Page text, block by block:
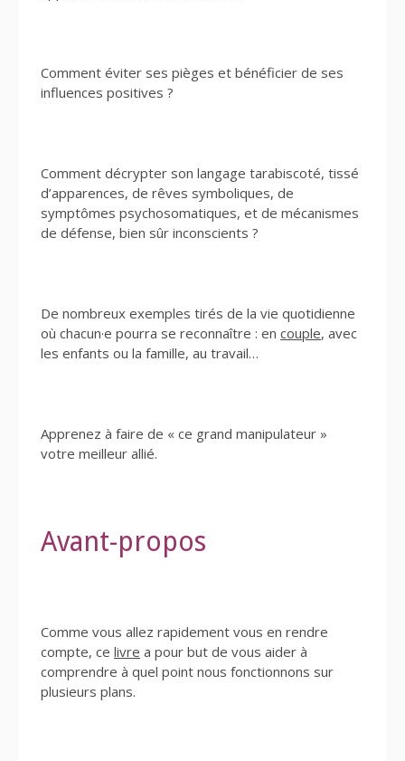
Comment éviter ses pièges et bénéficier de ses
influences positives ?
Comment décrypter son langage tarabiscoté, tissé
d’apparences, de rêves symboliques, de
symptômes psychosomatiques, et de mécanismes
de défense, bien sûr inconscients ?
De nombreux exemples tirés de la vie quotidienne
où chacun·e pourra se reconnaître : en couple, avec
les enfants ou la famille, au travail…
Apprenez à faire de « ce grand manipulateur »
votre meilleur allié.
Avant-propos
Comme vous allez rapidement vous en rendre
compte, ce livre a pour but de vous aider à
comprendre à quel point nous fonctionnons sur
plusieurs plans.